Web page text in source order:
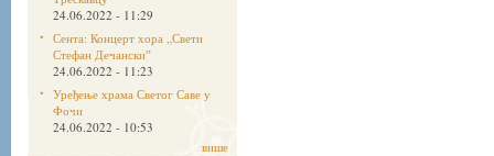
24.06.2022 - 11:29
Сента: Концерт хора „Свети
Стефан Дечанскиˮ
24.06.2022 - 11:23
Уређење храма Светог Саве у
Фочи
24.06.2022 - 10:53
више